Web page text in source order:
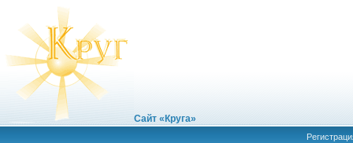
Сайт «Круга»